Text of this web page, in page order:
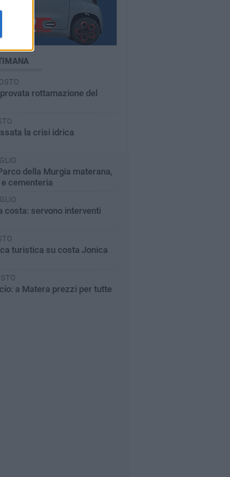
rottamazione del
la crisi idrica
della Murgia materana,
cementeria
costa: servono interventi
turistica su costa Jonica
a Matera prezzi per tutte